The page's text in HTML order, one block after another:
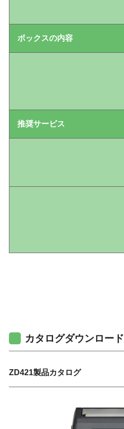
ボックスの内容
推奨サービス
カタログダウンロード
ZD421製品カタログ